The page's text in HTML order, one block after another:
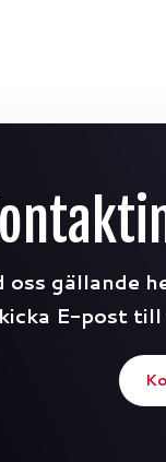
gällande
E-post